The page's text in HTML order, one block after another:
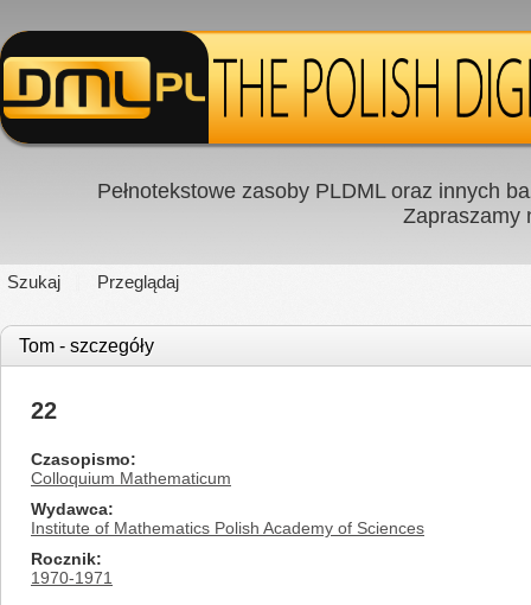
Pełnotekstowe zasoby PLDML oraz innych
Zapraszamy
Szukaj Przeglądaj
Tom - szczegóły
22
Czasopismo
Colloquium Mathematicum
Wydawca
Institute of Mathematics Polish Academy of Sciences
Rocznik
1970-1971